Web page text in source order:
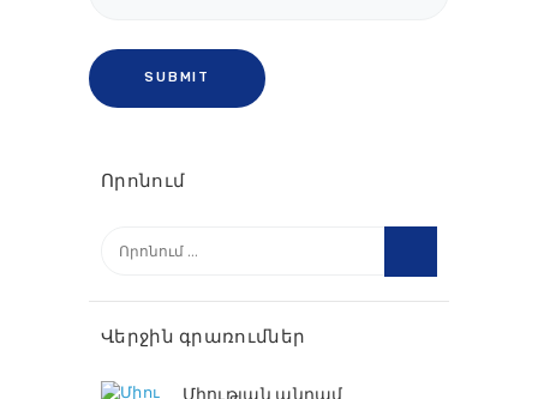
Որոնում
Վերջին գրառումներ
Միության անդամ